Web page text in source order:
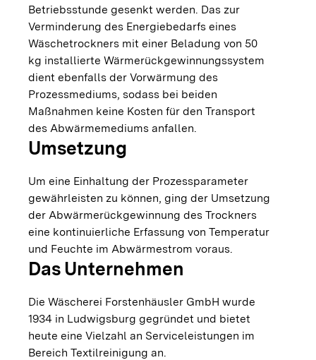
Betriebsstunde gesenkt werden. Das zur
Verminderung des Energiebedarfs eines
Wäschetrockners mit einer Beladung von 50
kg installierte Wärmerückgewinnungssystem
dient ebenfalls der Vorwärmung des
Prozessmediums, sodass bei beiden
Maßnahmen keine Kosten für den Transport
des Abwärmemediums anfallen.
Umsetzung
Um eine Einhaltung der Prozessparameter
gewährleisten zu können, ging der Umsetzung
der Abwärmerückgewinnung des Trockners
eine kontinuierliche Erfassung von Temperatur
und Feuchte im Abwärmestrom voraus.
Das Unternehmen
Die Wäscherei Forstenhäusler GmbH wurde
1934 in Ludwigsburg gegründet und bietet
heute eine Vielzahl an Serviceleistungen im
Bereich Textilreinigung an.